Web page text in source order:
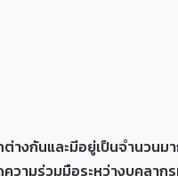
งกันและมีอยู่เป็นจำนวนม
วามร่วมมือระหว่างบุคลาก